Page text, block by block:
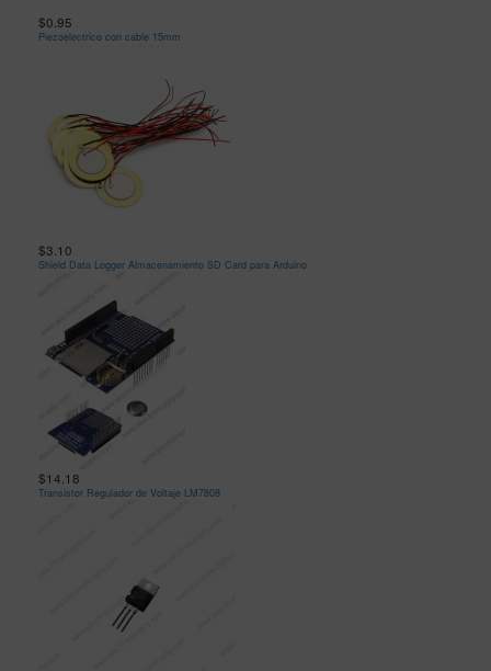
$0.95
Piezoelectrico con cable 15mm
$3.10
Shield Data Logger Almacenamiento SD Card para Arduino
$14.18
Transistor Regulador de Voltaje LM7808